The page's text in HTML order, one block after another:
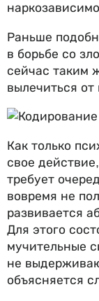
Раньше
в борьбе со
сейчас таким
вылечиться
Как только
свое
требует
вовремя не
развивается
Для этого
мучительные
не
объясняется